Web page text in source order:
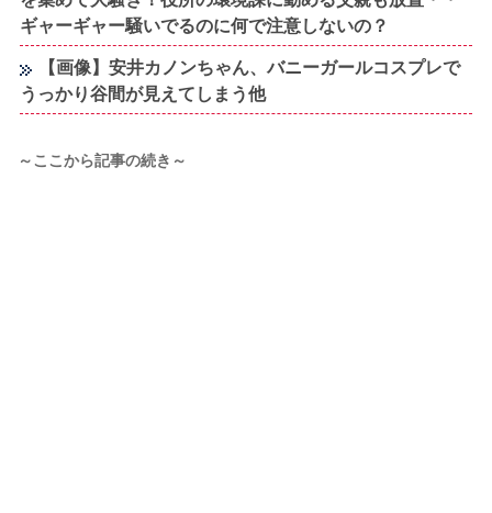
ギャーギャー騒いでるのに何で注意しないの？
【画像】安井カノンちゃん、バニーガールコスプレで
うっかり谷間が見えてしまう他
～ここから記事の続き～